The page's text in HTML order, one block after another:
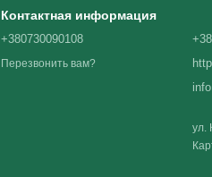
Контактная информация
+380730090108
Перезвонить вам?
ул.